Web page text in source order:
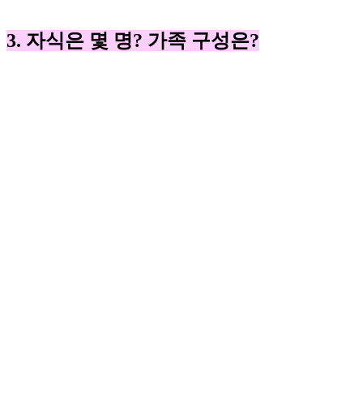
3. 자식은 몇 명? 가족 구성은?